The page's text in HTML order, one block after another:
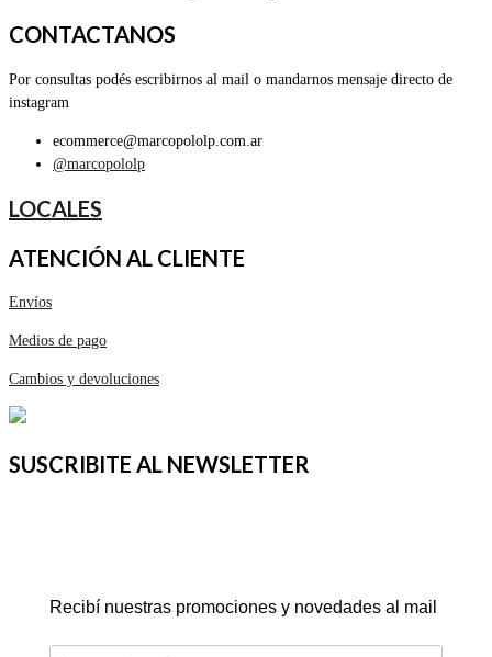
CONTACTANOS
Por consultas podés escribirnos al mail o mandarnos mensaje directo de
instagram
ecommerce@marcopololp.com.ar
@marcopololp
LOCALES
ATENCIÓN AL CLIENTE
Envíos
Medios de pago
Cambios y devoluciones
SUSCRIBITE AL NEWSLETTER
Recibí nuestras promociones y novedades al mail